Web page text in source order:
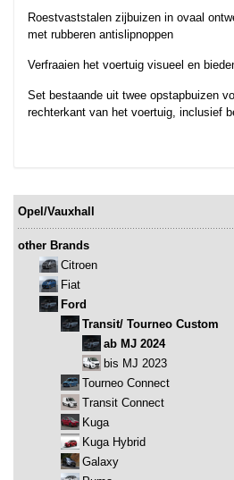
Roestvaststalen zijbuizen in ovaal
met rubberen antislipnoppen
Verfraaien het voertuig visueel en
Set bestaande uit twee opstapbuizen
rechterkant van het voertuig, inclusief
Opel/Vauxhall
other Brands
Citroen
Fiat
Ford
Transit/ Tourneo Custom
ab MJ 2024
bis MJ 2023
Tourneo Connect
Transit Connect
Kuga
Kuga Hybrid
Galaxy